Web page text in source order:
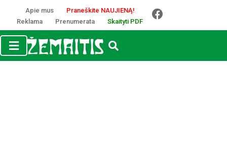
Apie mus
Praneškite NAUJIENĄ!
Reklama
Prenumerata Skaityti PDF